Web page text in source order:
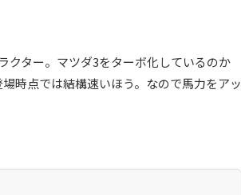
クター。マツダ3をターボ化しているのか
時点では結構速いほう。なので馬力をアッ